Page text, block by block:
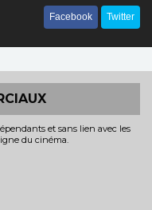
Facebook Twitter
et sans lien avec les
du cinéma.